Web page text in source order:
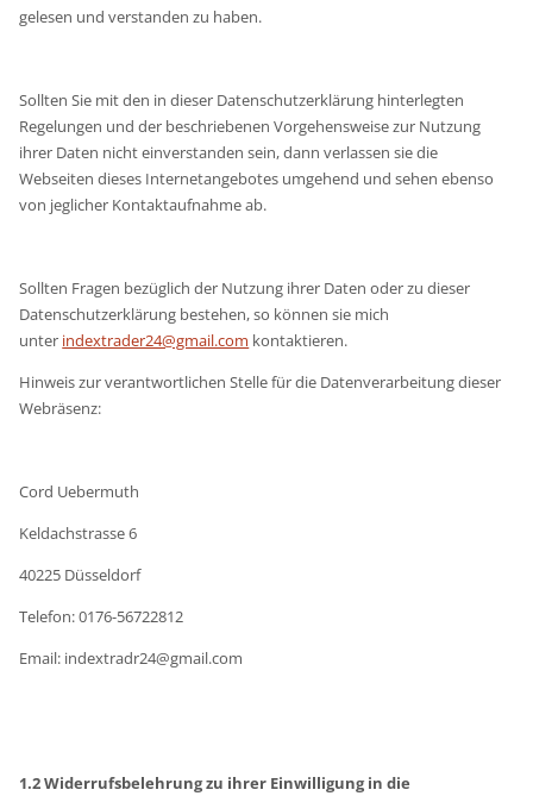
gelesen und verstanden zu haben.
Sollten Sie mit den in dieser Datenschutzerklärung hinterlegten
Regelungen und der beschriebenen Vorgehensweise zur Nutzung
ihrer Daten nicht einverstanden sein, dann verlassen sie die
Webseiten dieses Internetangebotes umgehend und sehen ebenso
von jeglicher Kontaktaufnahme ab.
Sollten Fragen bezüglich der Nutzung ihrer Daten oder zu dieser
Datenschutzerklärung bestehen, so können sie mich
unter indextrader24@gmail.com kontaktieren.
Hinweis zur verantwortlichen Stelle für die Datenverarbeitung dieser
Webräsenz:
Cord Uebermuth
Keldachstrasse 6
40225 Düsseldorf
Telefon: 0176-56722812
Email: indextradr24@gmail.com
1.2 Widerrufsbelehrung zu ihrer Einwilligung in die